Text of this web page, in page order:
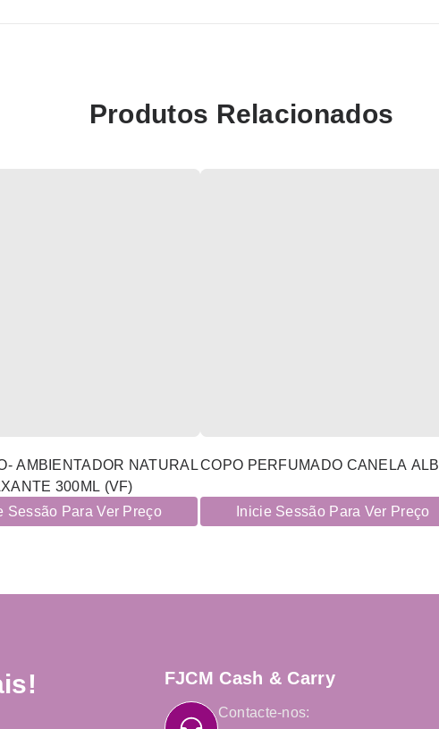
Produtos Relacionados
AMBIENTADOR NATURAL
300ML (VF)
Sessão Para Ver Preço
COPO PERFUMADO CANELA ALB
Inicie Sessão Para Ver Preço
FJCM Cash & Carry
Contacte-nos: